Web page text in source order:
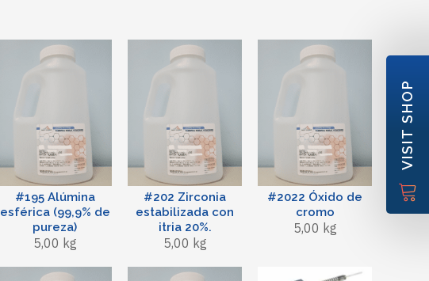
#195 Alúmina
esférica (99,9% de
pureza)
5,00 kg
#202 Zirconia
estabilizada con
itria 20%.
5,00 kg
#2022 Óxido de
cromo
5,00 kg
VISIT SHOP